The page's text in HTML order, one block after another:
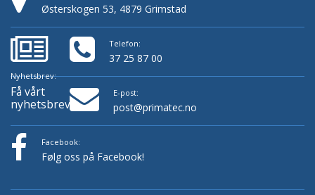
Østerskogen 53, 4879 Grimstad
Nyhetsbrev:
Få vårt
nyhetsbrev!
Telefon:
37 25 87 00
E-post:
post@primatec.no
Facebook:
Følg oss på Facebook!